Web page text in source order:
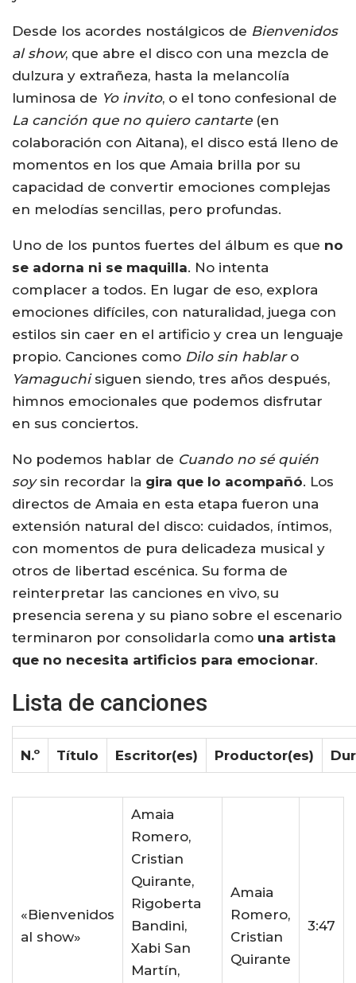
Desde los acordes nostálgicos de Bienvenidos
al show, que abre el disco con una mezcla de
dulzura y extrañeza, hasta la melancolía
luminosa de Yo invito, o el tono confesional de
La canción que no quiero cantarte(en
colaboración con Aitana), el disco está lleno de
momentos en los que Amaia brilla por su
capacidad de convertir emociones complejas
en melodías sencillas, pero profundas.
Uno de los puntos fuertes del álbum es que no
se adorna ni se maquilla. No intenta
complacer a todos. En lugar de eso, explora
emociones difíciles, con naturalidad, juega con
estilos sin caer en el artificio y crea un lenguaje
propio. Canciones como Dilo sin hablaro
Yamaguchisiguen siendo, tres años después,
himnos emocionales que podemos disfrutar
en sus conciertos.
No podemos hablar de Cuando no sé quién
soysin recordar la gira que lo acompañó. Los
directos de Amaia en esta etapa fueron una
extensión natural del disco: cuidados, íntimos,
con momentos de pura delicadeza musical y
otros de libertad escénica. Su forma de
reinterpretar las canciones en vivo, su
presencia serena y su piano sobre el escenario
terminaron por consolidarla como una artista
que no necesita artificios para emocionar.
Lista de canciones
N.º Título Escritor(es) Productor(es)
«Bienvenidos
al show»
Amaia
Romero,
Cristian
Quirante,
Rigoberta
Bandini,
Xabi San
Martín,
Amaia
Romero,
Cristian
Quirante
3:47